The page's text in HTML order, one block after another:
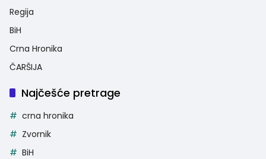
Regija
BiH
Crna Hronika
ČARŠIJA
Najčešće pretrage
crna hronika
Zvornik
BiH